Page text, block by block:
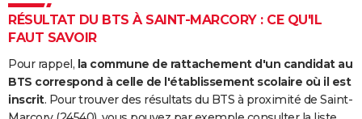
Carte de Noël
Carte Bonne année
Carte Saint-Valentin
Carte Pâques
Carte d'anniversaire
DICTIONNAIRE
Dictionnaire
Biographies
Citations
Expressions
Proverbes
PROGRAMME TV
COPAINS D'AVANT
S'inscrire
Se connecter
Lycées
Collèges
Primaires
Universités
Entreprises
Service militaire
Avis de recherche
AVIS DE DÉCÈS
RÉSULTAT DU BTS À SAINT-MARCORY : CE QU'IL
FAUT SAVOIR
Pour rappel, la commune de rattachement d'un candidat au
BTS correspond à celle de l'établissement scolaire où il est
inscrit. Pour trouver des résultats du BTS à proximité de Saint-